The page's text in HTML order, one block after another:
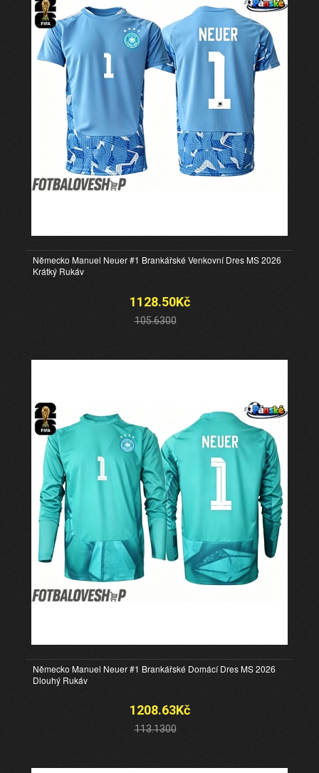
Německo Manuel Neuer #1 Brankářské Venkovní Dres MS 2026
Krátký Rukáv
1128.50Kč
105.6300
Německo Manuel Neuer #1 Brankářské Domácí Dres MS 2026
Dlouhý Rukáv
1208.63Kč
113.1300